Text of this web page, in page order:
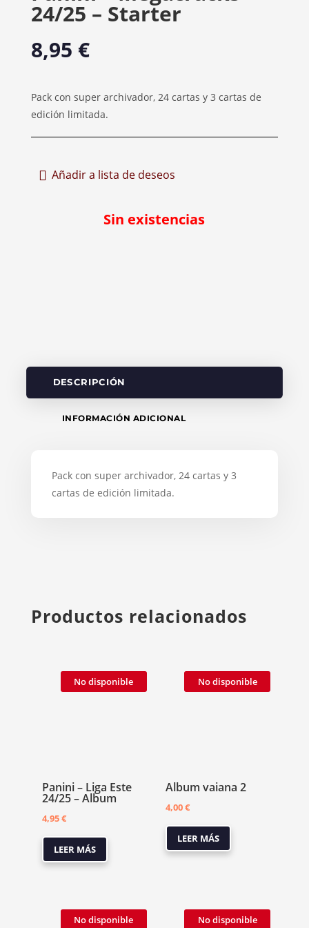
24/25 – Starter
8,95 €
Pack con super archivador, 24 cartas y 3 cartas de
edición limitada.
Añadir a lista de deseos
Sin existencias
DESCRIPCIÓN
INFORMACIÓN ADICIONAL
Pack con super archivador, 24 cartas y 3
cartas de edición limitada.
Productos relacionados
Panini – Liga Este
24/25 – Album
4,95€
LEER MÁS
No disponible
Album vaiana 2
4,00€
LEER MÁS
No disponible
No disponible No disponible